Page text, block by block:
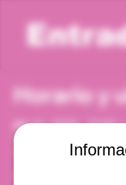
Horario y
09 dic 2025, 10:00
Viña del Mar, Cam.
Valparaíso, Chile